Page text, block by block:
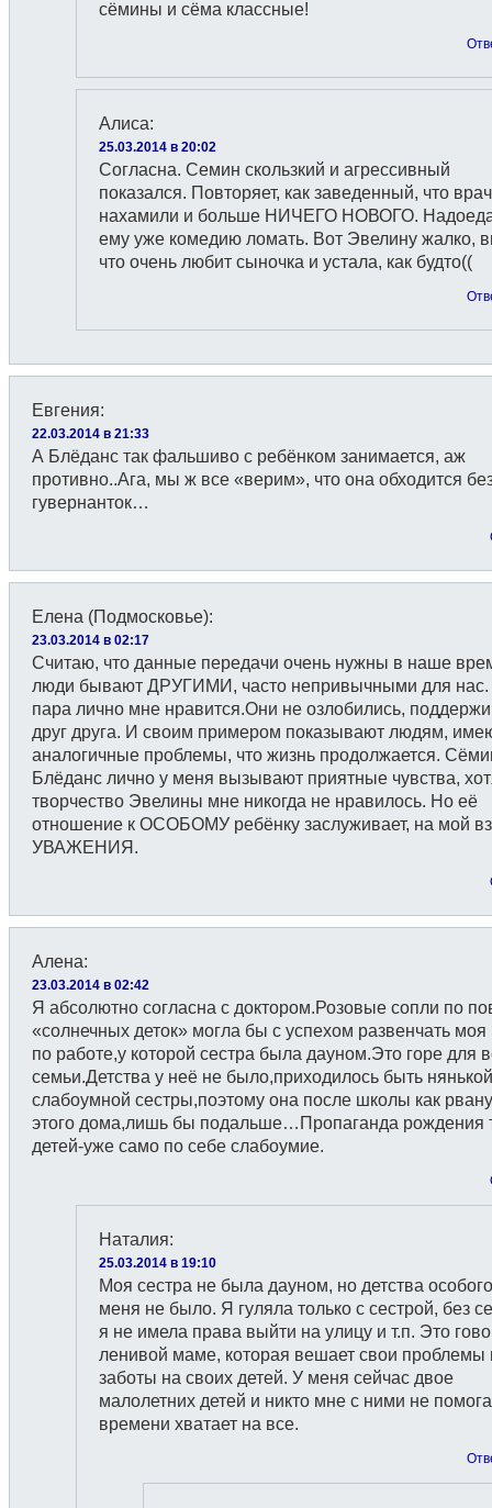
сёмины и сёма классные!
Алиса:
25.03.2014 в 20:02
Согласна. Семин скользкий и агрессивный
показался. Повторяет, как заведенный, что
нахамили и больше НИЧЕГО НОВОГО.
ему уже комедию ломать. Вот Эвелину жалко,
что очень любит сыночка и устала, как будто((
Евгения:
22.03.2014 в 21:33
А Блёданс так фальшиво с ребёнком занимается, аж
противно..Ага, мы ж все «верим», что она обходится
гувернанток…
Елена (Подмосковье):
23.03.2014 в 02:17
Считаю, что данные передачи очень нужны в наше
люди бывают ДРУГИМИ, часто непривычными для нас.
пара лично мне нравится.Они не озлобились,
друг друга. И своим примером показывают людям,
аналогичные проблемы, что жизнь продолжается.
Блёданс лично у меня вызывают приятные чувства,
творчество Эвелины мне никогда не нравилось. Но её
отношение к ОСОБОМУ ребёнку заслуживает, на мой
УВАЖЕНИЯ.
Алена:
23.03.2014 в 02:42
Я абсолютно согласна с доктором.Розовые сопли по
«солнечных деток» могла бы с успехом развенчать моя
по работе,у которой сестра была дауном.Это горе для
семьи.Детства у неё не было,приходилось быть
слабоумной сестры,поэтому она после школы как
этого дома,лишь бы подальше…Пропаганда рождения
детей-уже само по себе слабоумие.
Наталия:
25.03.2014 в 19:10
Моя сестра не была дауном, но детства
меня не было. Я гуляла только с сестрой, без
я не имела права выйти на улицу и т.п. Это
ленивой маме, которая вешает свои проблемы
заботы на своих детей. У меня сейчас двое
малолетних детей и никто мне с ними не
времени хватает на все.